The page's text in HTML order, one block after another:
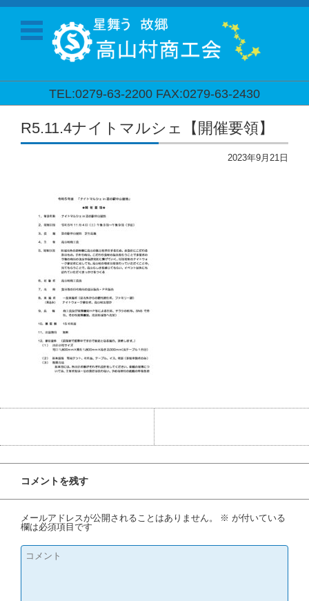
TEL:0279-63-2200 FAX:0279-63-2430
コンテンツに移動
R5.11.4ナイトマルシェ【開催要領】
2023年9月21日
コメントを残す
メールアドレスが公開されることはありません。 ※ が付いている
欄は必須項目です